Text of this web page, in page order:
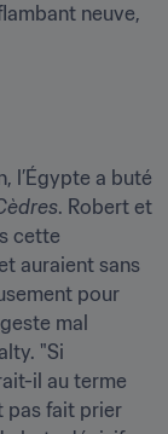
neuve,
l’Égypte a buté
. Robert et
cette
auraient sans
pour
mal
"Si
pas fait prier